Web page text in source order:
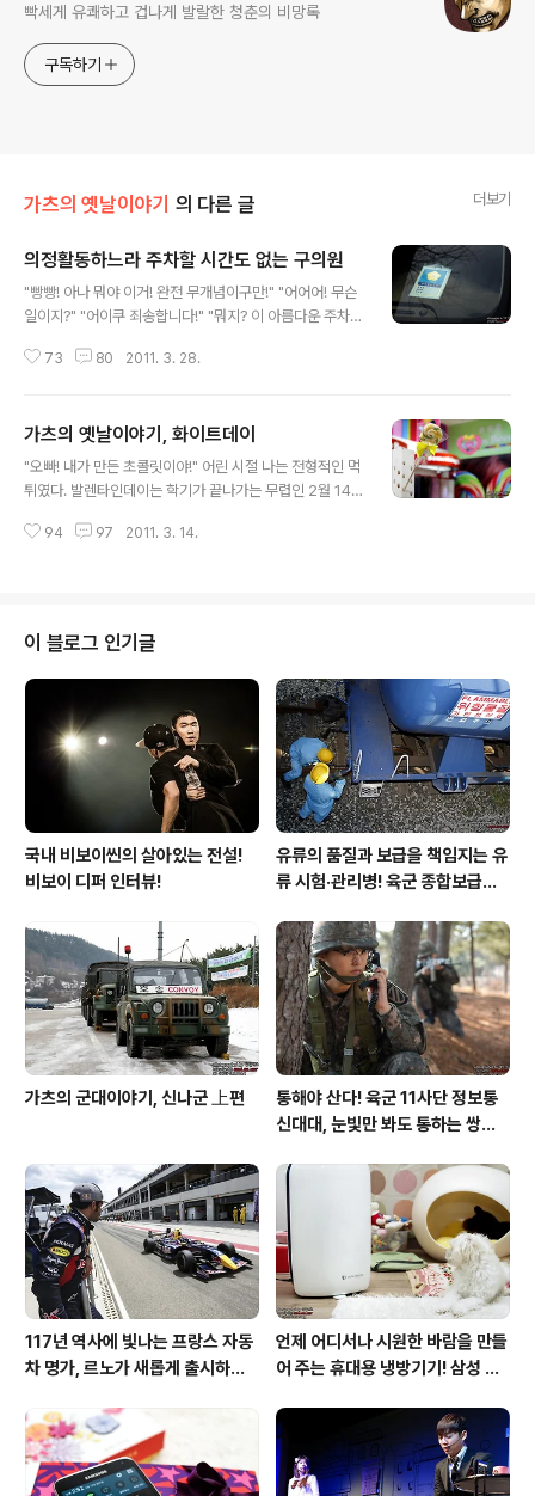
빡세게 유쾌하고 겁나게 발랄한 청춘의 비망록
구독하기
가츠의 옛날이야기 의 다른 글 더보기
의정활동하느라 주차할 시간도 없는 구의원
"빵빵! 아나 뭐야 이거! 완전 무개념이구만!" "어어어! 무슨
일이지?" "어이쿠 죄송합니다!" "뭐지? 이 아름다운 주차
기 그지없다. 내리기 위해 자리에서 일어날려는 찰나, 버스
대가 코너 부분에 떡하니 주차되어 있었다. "도심은 주차와
의 전쟁!" 사실 주차공간이 턱없이 부족한 도심에서 흔히
목격할 수 있는 일이다. 하지만 때와 장소를 가려야 한다.
직장인들을 위해 늦은 시간에는 한시적으로 묵인해주는 것
73 80 2011. 3. 28.
가츠의 옛날이야기, 화이트데이
"오빠! 내가 만든 초콜릿이야!" 어린 시절 나는 전형적인 먹
튀였다. 발렌타인데이는 학기가 끝나가는 무렵인 2월 14
이들에게 초코릿을 잔뜩 선물받을 수 있다는 것을 의미한
"어느새 하루 앞으로 다가온 화이트데이!" 하지만 지금은
상황이 다르다. 세상에 하나 뿐인 여자친구에게 먹튀를 감
행하는 행위는 이등병이 병장의 하나 남은 라면을 훔쳐먹
는 것과 다를 바 없다. 그럴 바에는 차라리 확실하게 준비하
여 여자친구의 사랑을 듬뿍 받는 것이 현명한 선택이다.
"솔로 지옥! 커플 천국!..
94 97 2011. 3. 14.
이 블로그 인기글
국내 비보이씬의 살아있는 전설!
비보이 디퍼 인터뷰!
유류의 품질과 보급을 책임지는 유
류 시험·관리병! 육군 종합보급창
가츠의 군대이야기, 신나군 上편
통해야 산다! 육군 11사단 정보통
신대대, 눈빛만 봐도 통하는 쌍둥
117년 역사에 빛나는 프랑스 자동
차 명가, 르노가 새롭게 출시하는
언제 어디서나 시원한 바람을 만들
어 주는 휴대용 냉방기기! 삼성 포